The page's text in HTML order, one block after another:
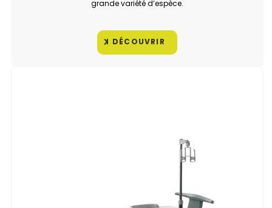
grande variété d’espèce.
DÉCOUVRIR